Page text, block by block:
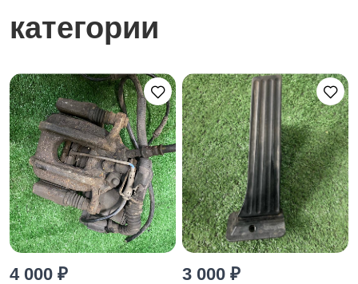
категории
4 000 ₽ 3 000 ₽